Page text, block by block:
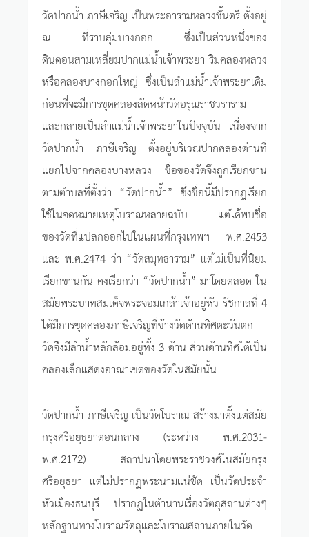
วัดปากน้ำ ภาษีเจริญ เป็นพระอารามหลวงชั้นตรี ตั้งอยู่
ณ ที่ราบลุ่มบางกอก ซึ่งเป็นส่วนหนึ่งของ
ดินดอนสามเหลี่ยมปากแม่น้ำเจ้าพระยา ริมคลองหลวง
หรือคลองบางกอกใหญ่ ซึ่งเป็นลำแม่น้ำเจ้าพระยาเดิม
ก่อนที่จะมีการขุดคลองลัดหน้าวัดอรุณราชวราราม
และกลายเป็นลำแม่น้ำเจ้าพระยาในปัจจุบัน เนื่องจาก
วัดปากน้ำ ภาษีเจริญ ตั้งอยู่บริเวณปากคลองด่านที่
แยกไปจากคลองบางหลวง ชื่อของวัดจึงถูกเรียกขาน
ตามตำบลที่ตั้งว่า “วัดปากน้ำ” ซึ่งชื่อนี้มีปรากฏเรียก
ใช้ในจดหมายเหตุโบราณหลายฉบับ แต่ได้พบชื่อ
ของวัดที่แปลกออกไปในแผนที่กรุงเทพฯ พ.ศ.2453
และ พ.ศ.2474 ว่า “วัดสมุทธาราม” แต่ไม่เป็นที่นิยม
เรียกขานกัน คงเรียกว่า “วัดปากน้ำ” มาโดยตลอด ใน
สมัยพระบาทสมเด็จพระจอมเกล้าเจ้าอยู่หัว รัชกาลที่ 4
ได้มีการขุดคลองภาษีเจริญที่ข้างวัดด้านทิศตะวันตก
วัดจึงมีลำน้ำหลักล้อมอยู่ทั้ง 3 ด้าน ส่วนด้านทิศใต้เป็น
คลองเล็กแสดงอาณาเขตของวัดในสมัยนั้น
วัดปากน้ำ ภาษีเจริญ เป็นวัดโบราณ สร้างมาตั้งแต่สมัย
กรุงศรีอยุธยาตอนกลาง (ระหว่าง พ.ศ.2031-
พ.ศ.2172) สถาปนาโดยพระราชวงศ์ในสมัยกรุง
ศรีอยุธยา แต่ไม่ปรากฏพระนามแน่ชัด เป็นวัดประจำ
หัวเมืองธนบุรี ปรากฏในตำนานเรื่องวัตถุสถานต่างๆ
หลักฐานทางโบราณวัตถุและโบราณสถานภายในวัด